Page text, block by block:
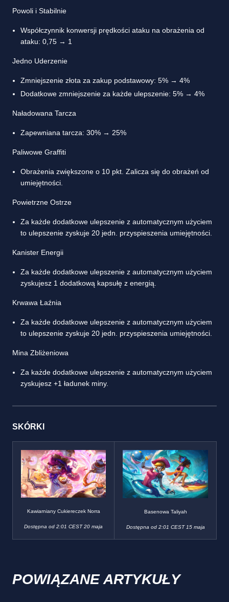
Powoli i Stabilnie
Współczynnik konwersji prędkości ataku na obrażenia od
ataku: 0,75 → 1
Jedno Uderzenie
Zmniejszenie złota za zakup podstawowy: 5% → 4%
Dodatkowe zmniejszenie za każde ulepszenie: 5% → 4%
Naładowana Tarcza
Zapewniana tarcza: 30% → 25%
Paliwowe Graffiti
Obrażenia zwiększone o 10 pkt. Zalicza się do obrażeń od
umiejętności.
Powietrzne Ostrze
Za każde dodatkowe ulepszenie z automatycznym użyciem
to ulepszenie zyskuje 20 jedn. przyspieszenia umiejętności.
Kanister Energii
Za każde dodatkowe ulepszenie z automatycznym użyciem
zyskujesz 1 dodatkową kapsułę z energią.
Krwawa Łaźnia
Za każde dodatkowe ulepszenie z automatycznym użyciem
to ulepszenie zyskuje 20 jedn. przyspieszenia umiejętności.
Mina Zbliżeniowa
Za każde dodatkowe ulepszenie z automatycznym użyciem
zyskujesz +1 ładunek miny.
SKÓRKI
Kawiarniany Cukiereczek Norra
Dostępna od 2:01 CEST 20 maja
Basenowa Taliyah
Dostępna od 2:01 CEST 15 maja
POWIĄZANE ARTYKUŁY